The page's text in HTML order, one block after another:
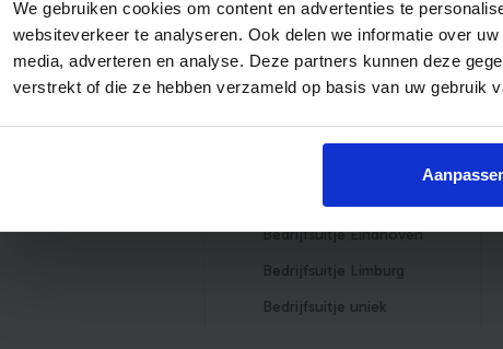
We gebruiken cookies om content en advertenties te
websiteverkeer te analyseren. Ook delen we informatie over
media, adverteren en analyse. Deze partners kunnen deze
verstrekt of die ze hebben verzameld op basis van uw gebruik
& Geschenken
Veelgestelde vragen
Bedrijfsuitjes
Bedrijfsuitje outdoor
Bedrijfsuitje indoor
Bedrijfsuitje Eindhoven
Bedrijfsuitje Limburg
Bedrijfsuitje uniek